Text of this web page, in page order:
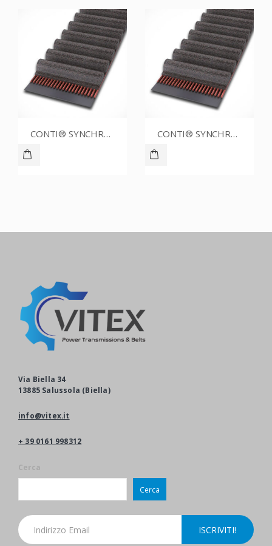
CONTI® SYNCHROBELT 86XL025 CONTI® SYNCHROBELT 76XL031
Via Biella 34
13885 Salussola (Biella)
info@vitex.it
+ 39 0161 998312
Cerca
Cerca